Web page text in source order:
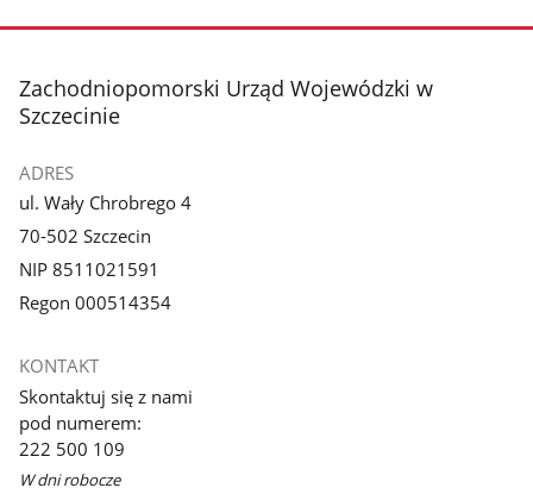
stopka
Zachodniopomorski Urząd Wojewódzki w
Szczecinie
ADRES
ul. Wały Chrobrego 4
70-502 Szczecin
NIP 8511021591
Regon 000514354
KONTAKT
Skontaktuj się z nami
pod numerem:
222 500 109
W dni robocze